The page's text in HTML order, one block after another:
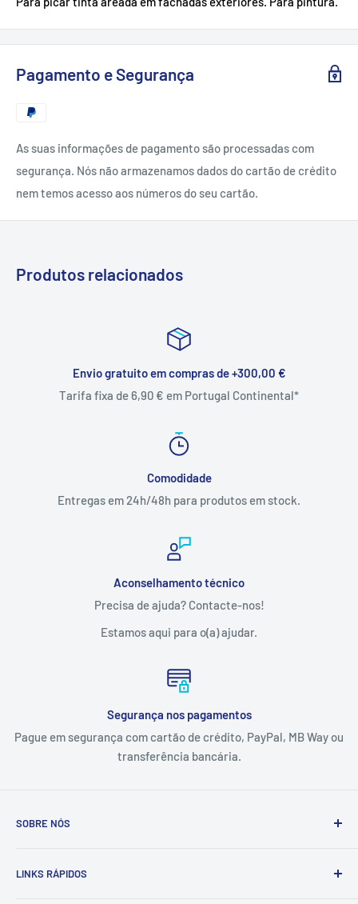
Pagamento e Segurança
As suas informações de pagamento são processadas com
segurança. Nós não armazenamos dados do cartão de crédito
nem temos acesso aos números do seu cartão.
Produtos relacionados
Envio gratuito em compras de +300,00 €
Tarifa fixa de 6,90 € em Portugal Continental*
Comodidade
Entregas em 24h/48h para produtos em stock.
Aconselhamento técnico
Precisa de ajuda? Contacte-nos!
Estamos aqui para o(a) ajudar.
Segurança nos pagamentos
Pague em segurança com cartão de crédito, PayPal, MB Way ou
transferência bancária.
SOBRE NÓS
fornece e executa soluções de pintura e proteção
LINKS RÁPIDOS